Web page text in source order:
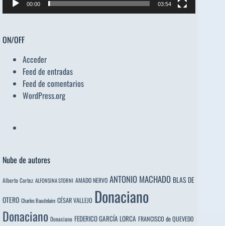
00:00 03:54
ON/OFF
Acceder
Feed de entradas
Feed de comentarios
WordPress.org
Nube de autores
Alberto Cortez ALFONSINA STORNI AMADO NERVO ANTONIO MACHADO BLAS DE
OTERO Charles Baudelaire CÉSAR VALLEJO Donaciano
Donaciano Donaciano FEDERICO GARCÍA LORCA FRANCISCO de QUEVEDO